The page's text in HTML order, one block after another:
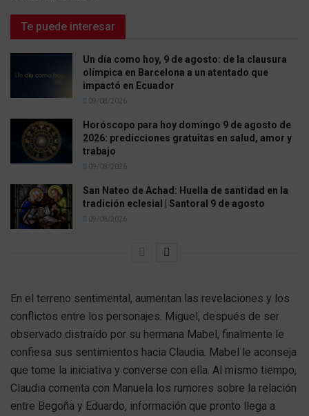
Te puede interesar
Un día como hoy, 9 de agosto: de la clausura
olímpica en Barcelona a un atentado que
impactó en Ecuador
09/08/2026
Horóscopo para hoy domingo 9 de agosto de
2026: predicciones gratuitas en salud, amor y
trabajo
09/08/2026
San Nateo de Achad: Huella de santidad en la
tradición eclesial | Santoral 9 de agosto
09/08/2026
En el terreno sentimental, aumentan las revelaciones y los
conflictos entre los personajes. Miguel, después de ser
observado distraído por su hermana Mabel, finalmente le
confiesa sus sentimientos hacia Claudia. Mabel le aconseja
que tome la iniciativa y converse con ella. Al mismo tiempo,
Claudia comenta con Manuela los rumores sobre la relación
entre Begoña y Eduardo, información que pronto llega a